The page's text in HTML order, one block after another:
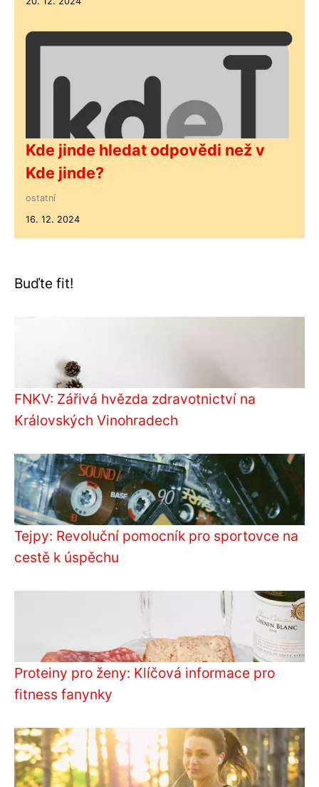
Kde jinde hledat odpovědi než v
Kde jinde?
ostatní
16. 12. 2024
Buďte fit!
FNKV: Zářivá hvězda zdravotnictví na
Královských Vinohradech
Tejpy: Revoluční pomocník pro sportovce na
cestě k úspěchu
Proteiny pro ženy: Klíčová informace pro
fitness fanynky